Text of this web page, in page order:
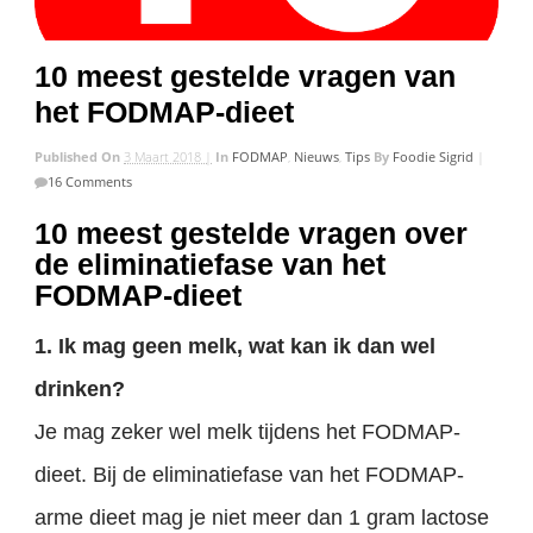
10 meest gestelde vragen van
het FODMAP-dieet
Published On 3 Maart 2018 | In FODMAP, Nieuws,Tips By Foodie Sigrid
16 Comments
10 meest gestelde vragen over
de eliminatiefase van het
FODMAP-dieet
1. Ik mag geen melk, wat kan ik dan wel
drinken?
Je mag zeker wel melk tijdens het FODMAP-
dieet. Bij de eliminatiefase van het FODMAP-
arme dieet mag je niet meer dan 1 gram lactose